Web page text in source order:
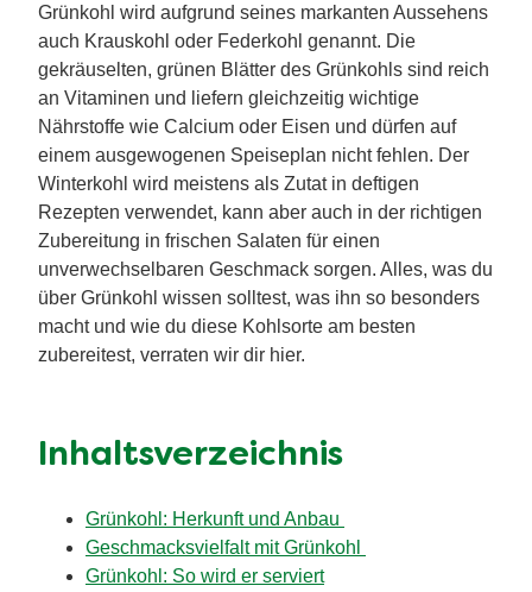
Grünkohl wird aufgrund seines markanten Aussehens
auch Krauskohl oder Federkohl genannt. Die
gekräuselten, grünen Blätter des Grünkohls sind reich
an Vitaminen und liefern gleichzeitig wichtige
Nährstoffe wie Calcium oder Eisen und dürfen auf
einem ausgewogenen Speiseplan nicht fehlen. Der
Winterkohl wird meistens als Zutat in deftigen
Rezepten verwendet, kann aber auch in der richtigen
Zubereitung in frischen Salaten für einen
unverwechselbaren Geschmack sorgen. Alles, was du
über Grünkohl wissen solltest, was ihn so besonders
macht und wie du diese Kohlsorte am besten
zubereitest, verraten wir dir hier.
Inhaltsverzeichnis
Grünkohl: Herkunft und Anbau
Geschmacksvielfalt mit Grünkohl
Grünkohl: So wird er serviert